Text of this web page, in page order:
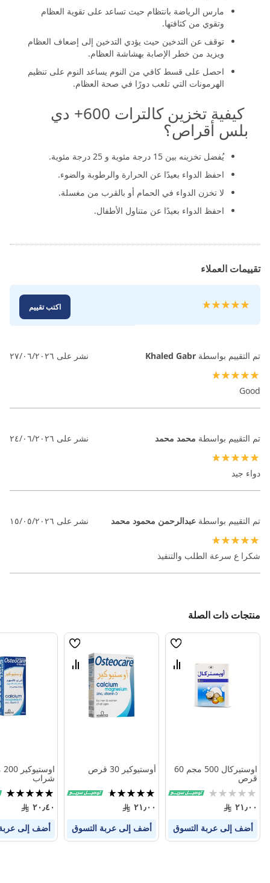
مارس الرياضة بانتظام حيث تساعد على تقوية العظام
وتقوي من كثافتها.
توقف عن التدخين حيث يؤدي التدخين إلى إضعاف العظام
ويزيد من خطر الإصابة بهشاشة العظام.
احصل على قسط كافي من النوم يساعد النوم على تنظيم
الهرمونات التي تلعب دورًا في صحة العظام.
كيفية تخزين كالترات 600+ دي
بلس أقراص؟
يُفضل تخزينه بين 15 درجة مئوية و 25 درجة مئوية.
احفظ الدواء بعيدًا عن الحرارة والرطوبة والضوء.
لا تخزن الدواء في الحمام أو بالقرب من مغسلة.
احفظ الدواء بعيدًا عن متناول الأطفال.
تقييمات العملاء
تقييم:
اكتب تقييم
تم التقييم بواسطة Khaled Gabr نشر على ٢٧/٠٦/٢٠٢٦
Good
تم التقييم بواسطة محمد محمد نشر على ٢٤/٠٦/٢٠٢٦
دواء جيد
تم التقييم بواسطة عبدالرحمن محمود محمد نشر على ١٥/٠٥/٢٠٢٦
شكرا ع سرعة الطلب والتنفيذ
منتجات ذات الصلة
قائمة
قارن
اوستيركال 500 مجم 60
قرص
Rating:
٢١٫٠٠
أضف إلى عربة التسوق
قائمة
قارن
أوستيوكير 30 قرص
تقييم:
93%
٢١٫٠٠
أضف إلى عربة التسوق
شراب
تقييم:
100%
٢٠٫٤٠
أضف إلى